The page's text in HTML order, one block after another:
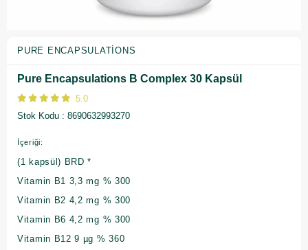
PURE ENCAPSULATIONS
Pure Encapsulations B Complex 30 Kapsül
5.0
Stok Kodu
8690632993270
İçeriği:
(1 kapsül) BRD *
Vitamin B1 3,3 mg % 300
Vitamin B2 4,2 mg % 300
Vitamin B6 4,2 mg % 300
Vitamin B12 9 µg % 360